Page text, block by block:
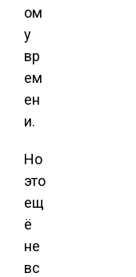
ом
у
вр
ем
ен
и.
Но
это
ещ
ё
не
вс